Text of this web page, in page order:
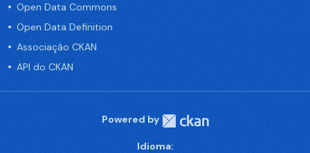
Open Data Commons
Open Data Definition
Associação CKAN
API do CKAN
Powered by
Idioma